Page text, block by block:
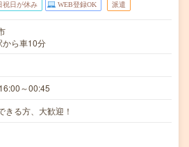
祝日が休み WEB登録OK 派遣
から車10分
～00:45
きる方、大歓迎！